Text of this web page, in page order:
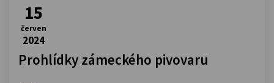
15
červen
2024
Prohlídky zámeckého pivovaru